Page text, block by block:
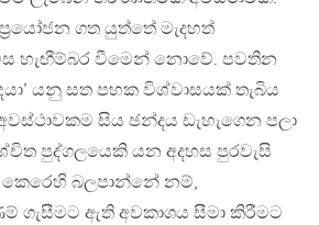
ගත යුත්තේ මැදහත්
හැඟීම්බර වීමෙන් නොවේ. පවතින
යනු සත පහක විශ්වාසයක් තැබිය
සිය ඡන්දය ඩැහැගෙන පලා
පුද්ගලයෙකි යන අදහස පුරවැසි
කෙරෙහි බලපාන්නේ නම්,
ගැසීමට ඇති අවකාශය සීමා කිරීමට